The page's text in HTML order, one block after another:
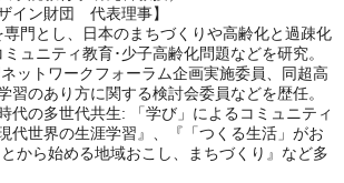
イン財団 代表理事】
門とし、日本のまちづくりや高齢化と過疎化
ュニティ教育･少子高齢化問題などを研究。
ットワークフォーラム企画実施委員、同超高
習のあり方に関する検討会委員などを歴任。
代の多世代共生: 「学び」によるコミュニティ
代世界の生涯学習』、『「つくる生活」がお
から始める地域おこし、まちづくり』など多